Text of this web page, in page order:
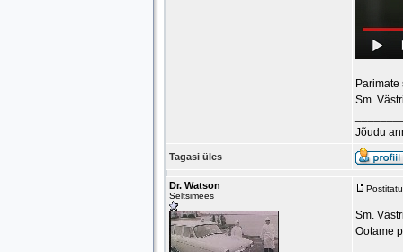
Sm.
Jõudu
Tagasi üles
Dr. Watson
Seltsimees
Sm.
Ootame